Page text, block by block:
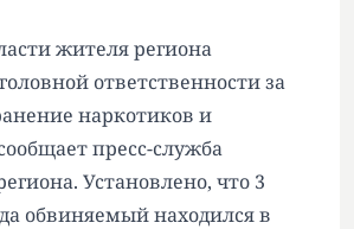
жителя региона
ответственности за
наркотиков и
пресс-служба
Установлено, что 3
обвиняемый находился в